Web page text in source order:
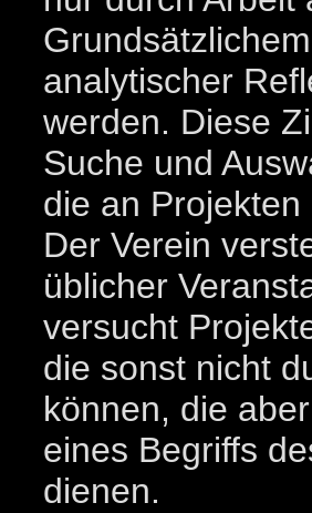
analytischer
werden. Diese
Suche und
die an
Der Verein
üblicher
versucht
die sonst nicht
können, die
eines Begriffs
dienen.